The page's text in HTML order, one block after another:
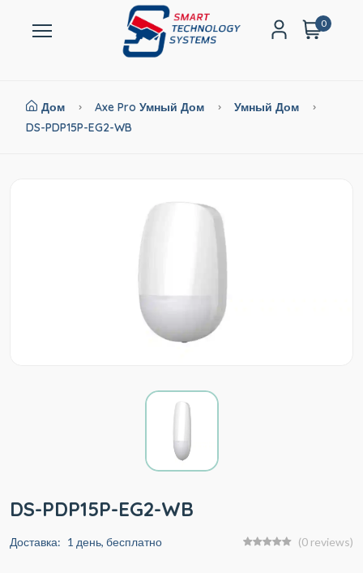
0
Дом Axe Pro Умный Дом
Умный Дом
DS-PDP15P-EG2-WB
DS-PDP15P-EG2-WB
Доставка: 1 день, бесплатно (0 reviews)